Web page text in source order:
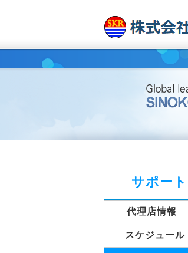
サポート
代理店情報
スケジュール